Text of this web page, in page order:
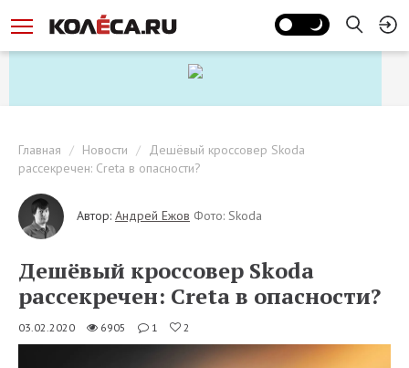
Главная Новости
Дешёвый кроссовер Skoda
рассекречен: Creta в опасности?
Автор: Андрей Ежов Фото: Skoda
Дешёвый кроссовер Skoda
рассекречен: Creta в опасности?
03.02.2020 6905 1 2